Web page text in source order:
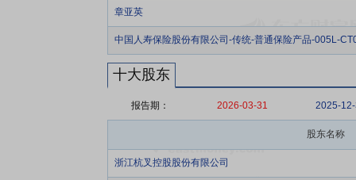
章亚英
中国人寿保险股份有限公司-传统-普通保险产品-005L-
十大股东
报告期： 2026-03-31 2025-
股东名称
浙江杭叉控股股份有限公司